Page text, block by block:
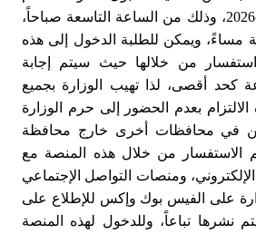
الجامعي الحالي 2025-2026، وذلك من الساعة التاسعة صباحاً،
مساءً، ويمكن للطلبة الدخول إلى هذه
من خلالها حيث سيتم إجابة
خلال 24 ساعة كحد أقصى، لذا تهيب الوزارة بجميع
بعدم الحضور إلى حرم الوزارة
في محافظات أخرى خارج محافظة
الاستفسار من خلال هذه المنصة مع
ومنصات التواصل الإجتماعي
على الفيس بوك وإكس للإطلاع على
نشرها تباعاً، وللدخول لهذه المنصة